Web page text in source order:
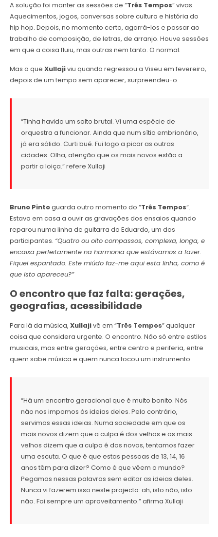
A solução foi manter as sessões de “Três Tempos” vivas.
Aquecimentos, jogos, conversas sobre cultura e história do
hip hop. Depois, no momento certo, agarrá-los e passar ao
trabalho de composição, de letras, de arranjo. Houve sessões
em que a coisa fluiu, mas outras nem tanto. O normal.
Mas o que Xullajiviu quando regressou a Viseu em fevereiro,
depois de um tempo sem aparecer, surpreendeu-o.
“Tinha havido um salto brutal. Vi uma espécie de
orquestra a funcionar. Ainda que num sítio embrionário,
já era sólido. Curti bué. Fui logo a picar as outras
cidades. Olha, atenção que os mais novos estão a
partir a loiça.” refere Xullaji
Bruno Pintoguarda outro momento do “Três Tempos“.
Estava em casa a ouvir as gravações dos ensaios quando
reparou numa linha de guitarra do Eduardo, um dos
participantes. “Quatro ou oito compassos, complexa, longa, e
encaixa perfeitamente na harmonia que estávamos a fazer.
Fiquei espantado. Este miúdo faz-me aqui esta linha, como é
que isto apareceu?”
O encontro que faz falta: gerações,
geografias, acessibilidade
Para lá da música, Xullajivê em “Três Tempos” qualquer
coisa que considera urgente. O encontro. Não só entre estilos
musicais, mas entre gerações, entre centro e periferia, entre
quem sabe música e quem nunca tocou um instrumento.
“Há um encontro geracional que é muito bonito. Nós
não nos impomos às ideias deles. Pelo contrário,
servimos essas ideias. Numa sociedade em que os
mais novos dizem que a culpa é dos velhos e os mais
velhos dizem que a culpa é dos novos, tentamos fazer
uma escuta. O que é que estas pessoas de 13, 14, 16
anos têm para dizer? Como é que vêem o mundo?
Pegamos nessas palavras sem editar as ideias deles.
Nunca vi fazerem isso neste projecto: ah, isto não, isto
não. Foi sempre um aproveitamento.” afirma Xullaji